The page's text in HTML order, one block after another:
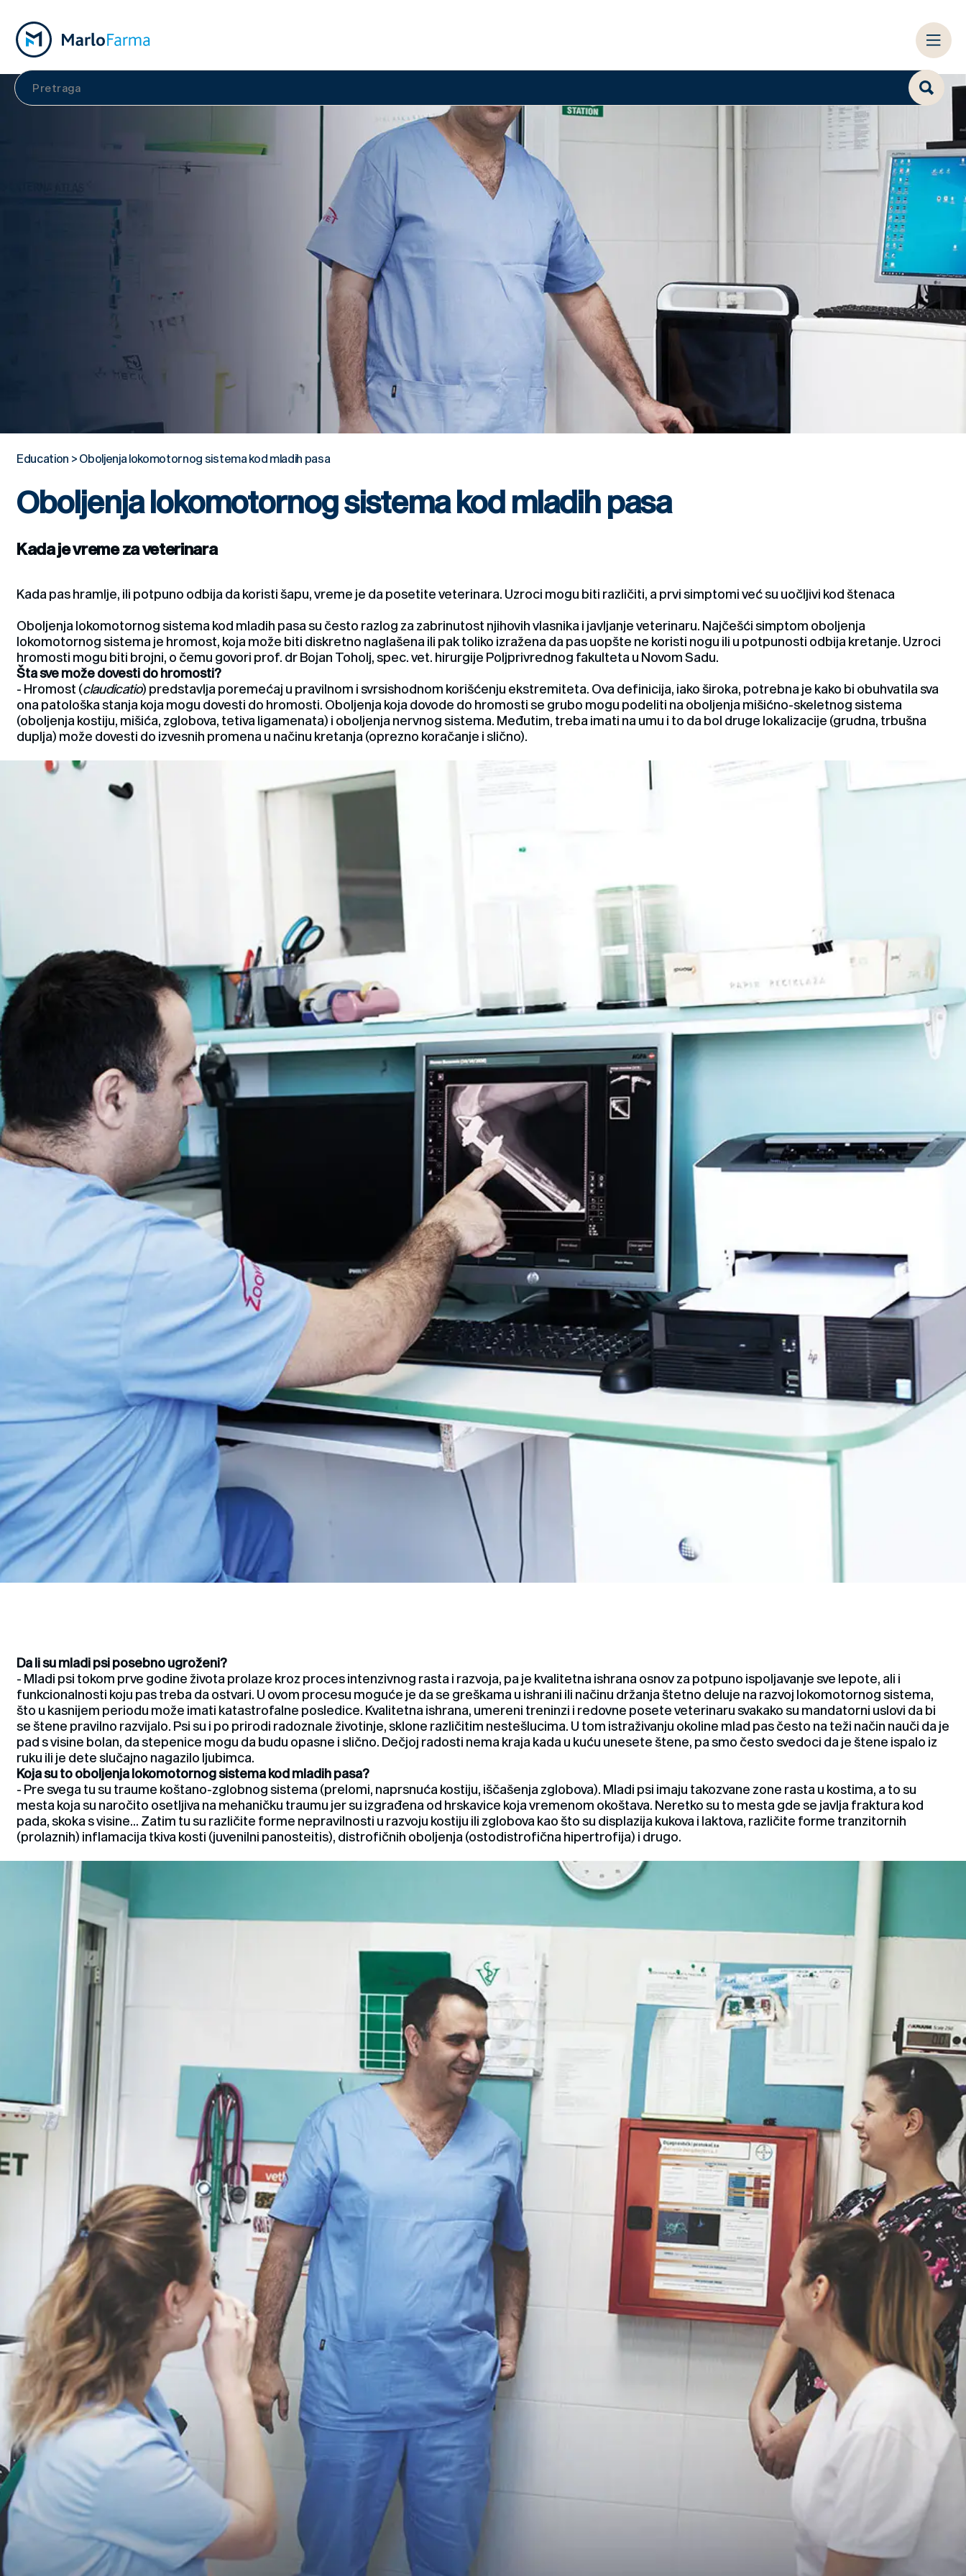
Education > Oboljenja lokomotornog sistema kod mladih pasa
Oboljenja lokomotornog sistema kod mladih pasa
Kada je vreme za veterinara
Kada pas hramlje, ili potpuno odbija da koristi šapu, vreme je da posetite veterinara. Uzroci mogu biti različiti, a prvi simptomi već su uočljivi kod štenaca
Oboljenja lokomotornog sistema kod mladih pasa su često razlog za zabrinutost njihovih vlasnika i javljanje veterinaru. Najčešći simptom oboljenja
lokomotornog sistema je hromost, koja može biti diskretno naglašena ili pak toliko izražena da pas uopšte ne koristi nogu ili u potpunosti odbija kretanje. Uzroci
hromosti mogu biti brojni, o čemu govori prof. dr Bojan Toholj, spec. vet. hirurgije Poljprivrednog fakulteta u Novom Sadu.
Šta sve može dovesti do hromosti?
- Hromost (claudicatio) predstavlja poremećaj u pravilnom i svrsishodnom korišćenju ekstremiteta. Ova definicija, iako široka, potrebna je kako bi obuhvatila sva
ona patološka stanja koja mogu dovesti do hromosti. Oboljenja koja dovode do hromosti se grubo mogu podeliti na oboljenja mišićno-skeletnog sistema
(oboljenja kostiju, mišića, zglobova, tetiva ligamenata) i oboljenja nervnog sistema. Međutim, treba imati na umu i to da bol druge lokalizacije (grudna, trbušna
duplja) može dovesti do izvesnih promena u načinu kretanja (oprezno koračanje i slično).
Da li su mladi psi posebno ugroženi?
- Mladi psi tokom prve godine života prolaze kroz proces intenzivnog rasta i razvoja, pa je kvalitetna ishrana osnov za potpuno ispoljavanje sve lepote, ali i
funkcionalnosti koju pas treba da ostvari. U ovom procesu moguće je da se greškama u ishrani ili načinu držanja štetno deluje na razvoj lokomotornog sistema,
što u kasnijem periodu može imati katastrofalne posledice. Kvalitetna ishrana, umereni treninzi i redovne posete veterinaru svakako su mandatorni uslovi da bi
se štene pravilno razvijalo. Psi su i po prirodi radoznale životinje, sklone različitim nestešlucima. U tom istraživanju okoline mlad pas često na teži način nauči da je
pad s visine bolan, da stepenice mogu da budu opasne i slično. Dečjoj radosti nema kraja kada u kuću unesete štene, pa smo često svedoci da je štene ispalo iz
ruku ili je dete slučajno nagazilo ljubimca.
Koja su to oboljenja lokomotornog sistema kod mladih pasa?
- Pre svega tu su traume koštano-zglobnog sistema (prelomi, naprsnuća kostiju, iščašenja zglobova). Mladi psi imaju takozvane zone rasta u kostima, a to su
mesta koja su naročito osetljiva na mehaničku traumu jer su izgrađena od hrskavice koja vremenom okoštava. Neretko su to mesta gde se javlja fraktura kod
pada, skoka s visine... Zatim tu su različite forme nepravilnosti u razvoju kostiju ili zglobova kao što su displazija kukova i laktova, različite forme tranzitornih
(prolaznih) inflamacija tkiva kosti (juvenilni panosteitis), distrofičnih oboljenja (ostodistrofična hipertrofija) i drugo.